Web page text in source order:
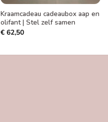
Kraamcadeau cadeaubox aap en
olifant | Stel zelf samen
€62,50